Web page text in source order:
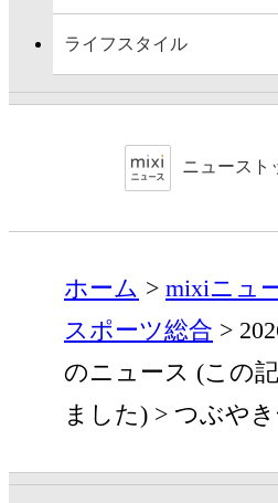
ライフスタイル
ニュースト
ホーム mixiニュ
スポーツ総合
のニュース (この
ました)
つぶや